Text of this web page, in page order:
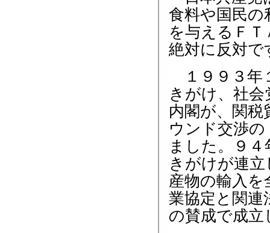
食料や国民の
を与えるＦ
絶対に反対で
１９９３年
きがけ、社
内閣が、関税
ウンド交渉
ました。９
きがけが連
産物の輸入を
業協定と関連
の賛成で成立